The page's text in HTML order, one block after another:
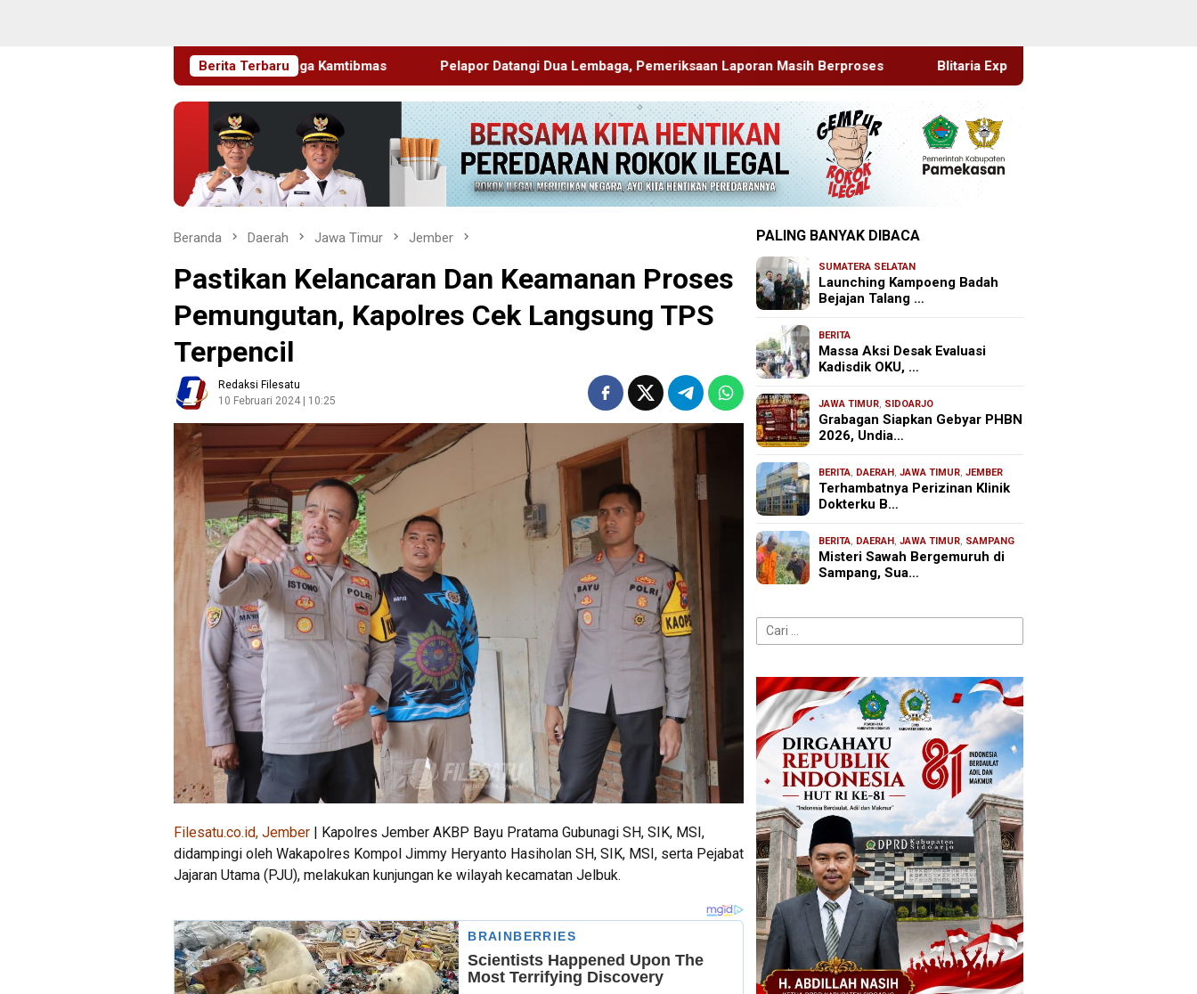
Berita Terbaru
Ajak Warga Jaga Kamtibmas Pelapor Datangi Dua Lembaga, Pemeriksaan Laporan Masih Berproses Blitaria Expo 2026 Memperingati HUT RI Ke 81 Dan Hari Jadi Ke
Beranda Daerah Jawa Timur Jember
Pastikan Kelancaran Dan Keamanan Proses
Pemungutan, Kapolres Cek Langsung TPS
Terpencil
Redaksi Filesatu
10 Februari 2024 | 10:25
Filesatu.co.id, Jember | Kapolres Jember AKBP Bayu Pratama Gubunagi SH, SIK, MSI,
didampingi oleh Wakapolres Kompol Jimmy Heryanto Hasiholan SH, SIK, MSI, serta Pejabat
Jajaran Utama (PJU), melakukan kunjungan ke wilayah kecamatan Jelbuk.
PALING BANYAK DIBACA
SUMATERA SELATAN
Launching Kampoeng Badah
Bejajan Talang …
BERITA
Massa Aksi Desak Evaluasi
Kadisdik OKU, …
JAWA TIMUR, SIDOARJO
Grabagan Siapkan Gebyar PHBN
2026, Undia…
BERITA, DAERAH ,JAWA TIMUR,JEMBER
Terhambatnya Perizinan Klinik
Dokterku B…
BERITA, DAERAH ,JAWA TIMUR, SAMPANG
Misteri Sawah Bergemuruh di
Sampang, Sua…
Cari
untuk: